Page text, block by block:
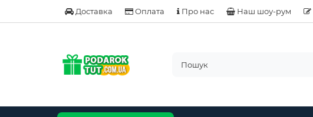
Доставка Оплата Про нас Наш шоу-рум